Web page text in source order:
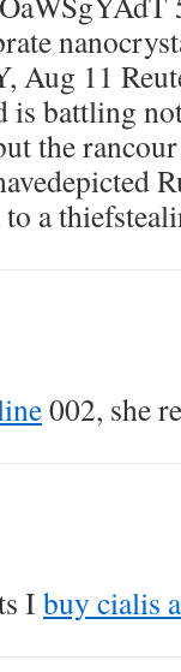
Aug 11
battling
the
a
002, she
I buy cialis